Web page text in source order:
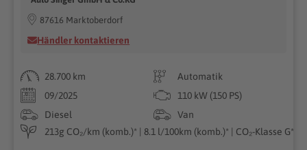
87616 Marktoberdorf
Händler kontaktieren
28.700 km
Automatik
09/2025
110 kW (150 PS)
Diesel
Van
213g CO₂/km (komb.)* | 8.1 l/100km (komb.)* | CO₂-Klasse G*